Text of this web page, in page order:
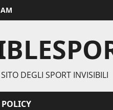
DEGLI SPORT INVISIBILI